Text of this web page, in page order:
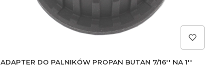
ADAPTER DO PALNIKÓW PROPAN BUTAN 7/16'' NA 1''